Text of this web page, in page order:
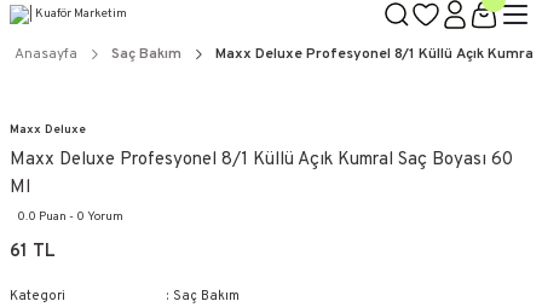
KAPIDA ÖDEME SEÇENEĞİ
Anasayfa Saç Bakım Maxx Deluxe Profesyonel 8/1 Küllü Açık Kumral
Maxx Deluxe
Maxx Deluxe Profesyonel 8/1 Küllü Açık Kumral Saç Boyası 60
Ml
0.0 Puan - 0 Yorum
61 TL
Kategori
Saç Bakım